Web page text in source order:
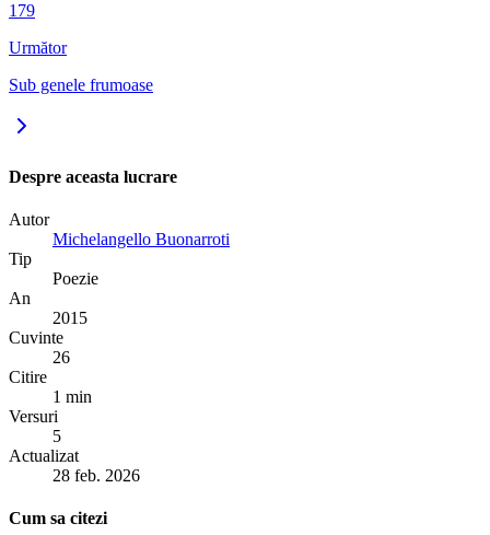
179
Următor
Sub genele frumoase
Despre aceasta lucrare
Autor
Michelangello Buonarroti
Tip
Poezie
An
2015
Cuvinte
26
Citire
1 min
Versuri
5
Actualizat
28 feb. 2026
Cum sa citezi